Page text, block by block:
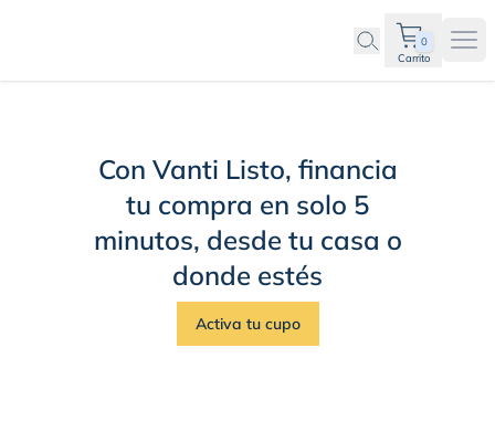
0
Carrito
Con Vanti Listo, financia
tu compra en solo 5
minutos, desde tu casa o
donde estés
Activa tu cupo